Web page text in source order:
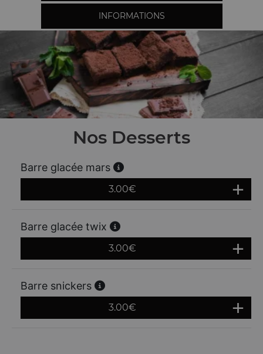
INFORMATIONS
Nos Desserts
Barre glacée mars
3.00€
Barre glacée twix
3.00€
Barre snickers
3.00€